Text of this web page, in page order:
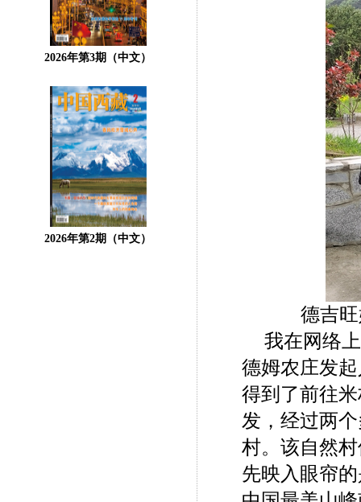
2026年第3期（中文）
2026年第2期（中文）
德吉
我在网络
德姆农庄发
得到了前往
发，经过两
村。该自然
先映入眼帘